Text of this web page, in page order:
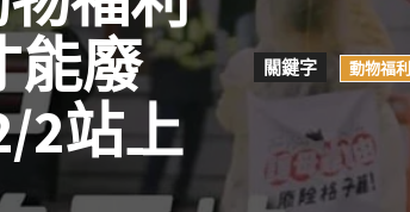
能廢
2站上
關鍵字 動物福利